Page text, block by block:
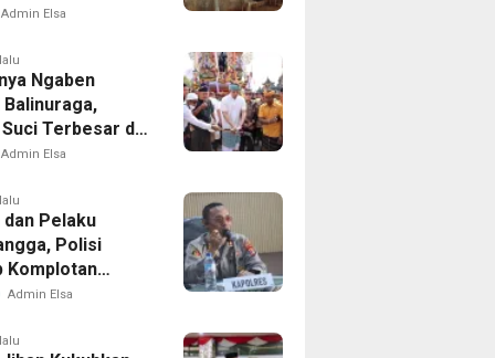
Tanpa
Admin Elsa
Ngaben
Terbesar di
yang
Ikatan
Admin Elsa
dan Pelaku
Polisi
Komplotan
di Delapan
Admin Elsa